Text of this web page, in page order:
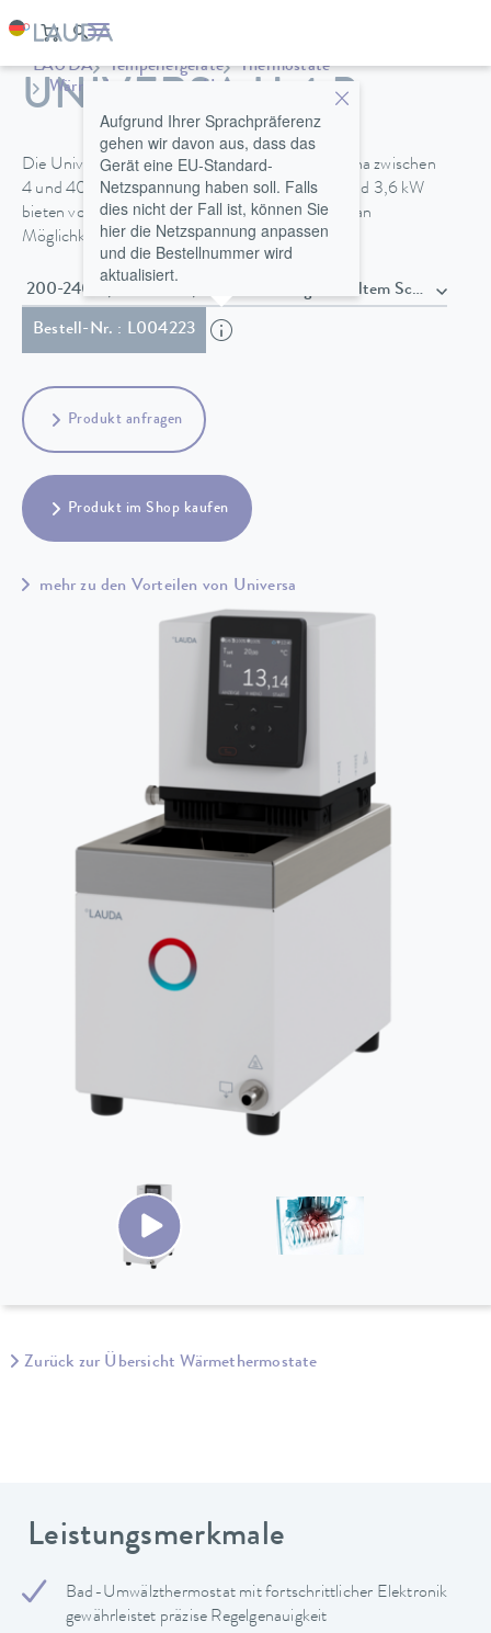
LAUDA Temperiergeräte
Thermostate
Wärmethermostate
UNIVERSA U 4 P
Die Universa Wärmethermostate mit Badvolumina zwischen
4 und 40 L und Heizleistungen zwischen 2 kW und 3,6 kW
bieten volle Flexibilität und ein breites Spektrum an
Möglichkeiten für alle Anwendungen.
200-240 V, 50/60 Hz , Netzkabel mit gewinkeltem Schuko
Bestell-Nr. : L004223
Aufgrund Ihrer Sprachpräferenz
gehen wir davon aus, dass das
Gerät eine EU-Standard-
Netzspannung haben soll. Falls
dies nicht der Fall ist, können Sie
hier die Netzspannung anpassen
und die Bestellnummer wird
aktualisiert.
Produkt anfragen
Produkt im Shop kaufen
mehr zu den Vorteilen von Universa
Zurück zur Übersicht Wärmethermostate
Leistungsmerkmale
Bad-Umwälzthermostat mit fortschrittlicher Elektronik
gewährleistet präzise Regelgenauigkeit